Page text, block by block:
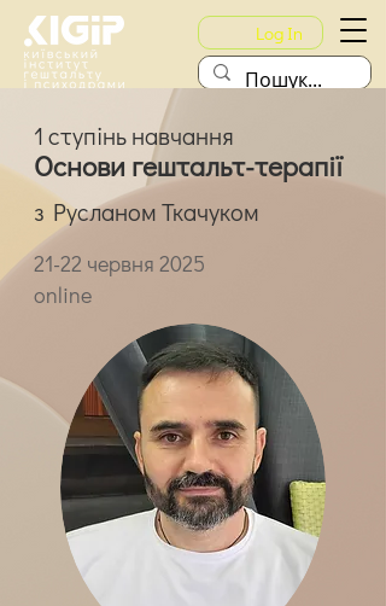
Log In
1 ступінь навчання
Основи гештальт-терапії
з Русланом Ткачуком
21-22 червня 2025
online